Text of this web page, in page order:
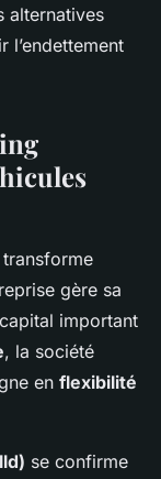
alternatives
l’endettement
transforme
gère sa
important
, la société
en flexibilité
se confirme